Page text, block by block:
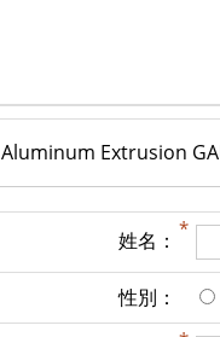
Aluminum Extrusion
姓名：
性別：